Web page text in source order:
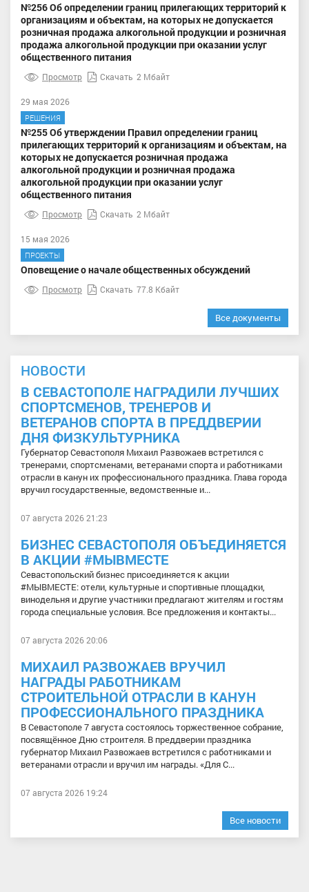
№256 Об определении границ прилегающих территорий к
организациям и объектам, на которых не допускается
розничная продажа алкогольной продукции и розничная
продажа алкогольной продукции при оказании услуг
общественного питания
Просмотр Скачать 2 Мбайт
29 мая 2026
РЕШЕНИЯ
№255 Об утверждении Правил определении границ
прилегающих территорий к организациям и объектам, на
которых не допускается розничная продажа
алкогольной продукции и розничная продажа
алкогольной продукции при оказании услуг
общественного питания
Просмотр Скачать 2 Мбайт
15 мая 2026
ПРОЕКТЫ
Оповещение о начале общественных обсуждений
Просмотр Скачать 77.8 Кбайт
Все документы
НОВОСТИ
В СЕВАСТОПОЛЕ НАГРАДИЛИ ЛУЧШИХ
СПОРТСМЕНОВ, ТРЕНЕРОВ И
ВЕТЕРАНОВ СПОРТА В ПРЕДДВЕРИИ
ДНЯ ФИЗКУЛЬТУРНИКА
Губернатор Севастополя Михаил Развожаев встретился с
тренерами, спортсменами, ветеранами спорта и работниками
отрасли в канун их профессионального праздника. Глава города
вручил государственные, ведомственные и...
07 августа 2026 21:23
БИЗНЕС СЕВАСТОПОЛЯ ОБЪЕДИНЯЕТСЯ
В АКЦИИ #МЫВМЕСТЕ
Севастопольский бизнес присоединяется к акции
#МЫВМЕСТЕ: отели, культурные и спортивные площадки,
винодельня и другие участники предлагают жителям и гостям
города специальные условия. Все предложения и контакты...
07 августа 2026 20:06
МИХАИЛ РАЗВОЖАЕВ ВРУЧИЛ
НАГРАДЫ РАБОТНИКАМ
СТРОИТЕЛЬНОЙ ОТРАСЛИ В КАНУН
ПРОФЕССИОНАЛЬНОГО ПРАЗДНИКА
В Севастополе 7 августа состоялось торжественное собрание,
посвящённое Дню строителя. В преддверии праздника
губернатор Михаил Развожаев встретился с работниками и
ветеранами отрасли и вручил им награды. «Для С...
07 августа 2026 19:24
Все новости